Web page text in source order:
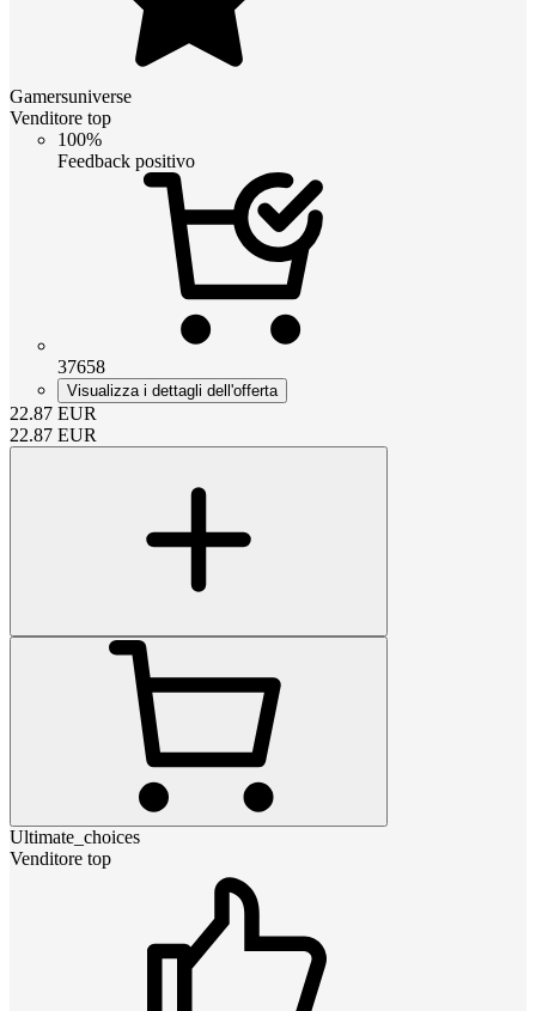
Gamersuniverse
Venditore top
100%
Feedback positivo
37658
Visualizza i dettagli dell'offerta
22.87 EUR
22.87 EUR
Ultimate_choices
Venditore top